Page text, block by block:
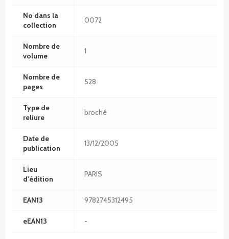
No dans la
collection
0072
Nombre de
volume
1
Nombre de
pages
528
Type de
reliure
broché
Date de
publication
13/12/2005
Lieu
d'édition
PARIS
EAN13 9782745312495
eEAN13 -